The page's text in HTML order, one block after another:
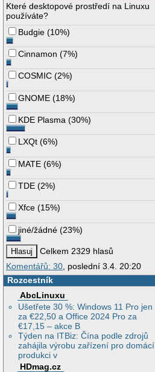
Které desktopové prostředí na Linuxu
používáte?
Budgie (10%)
Cinnamon (7%)
COSMIC (2%)
GNOME (18%)
KDE Plasma (30%)
LXQt (6%)
MATE (6%)
TDE (2%)
Xfce (15%)
jiné/žádné (23%)
Celkem 2329 hlasů
Komentářů: 30, poslední 3.4. 20:20
Rozcestník
AbcLinuxu
Ušetřete 30 %: Windows 11 Pro jen
za €22,50 a Office 2024 Pro za
€17,15 – akce B
Týden na ITBiz: Čína podle zdrojů
zahájila výrobu zařízení pro domácí
produkci v
HDmag.cz